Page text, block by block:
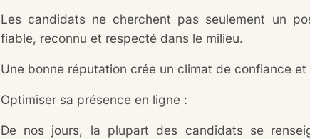
Les candidats ne cherchent pas seulement un
fiable, reconnu et respecté dans le milieu.
Une bonne réputation crée un climat de confiance
Optimiser sa présence en ligne :
De nos jours, la plupart des candidats se